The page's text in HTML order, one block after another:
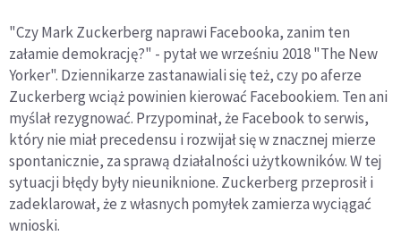
"Czy Mark Zuckerberg naprawi Facebooka, zanim ten
załamie demokrację?" - pytał we wrześniu 2018 "The New
Yorker". Dziennikarze zastanawiali się też, czy po aferze
Zuckerberg wciąż powinien kierować Facebookiem. Ten ani
myślał rezygnować. Przypominał, że Facebook to serwis,
który nie miał precedensu i rozwijał się w znacznej mierze
spontanicznie, za sprawą działalności użytkowników. W tej
sytuacji błędy były nieuniknione. Zuckerberg przeprosił i
zadeklarował, że z własnych pomyłek zamierza wyciągać
wnioski.